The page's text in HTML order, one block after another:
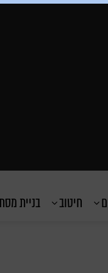
חיטוב בניית